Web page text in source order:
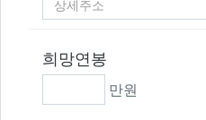
희망연봉
만원